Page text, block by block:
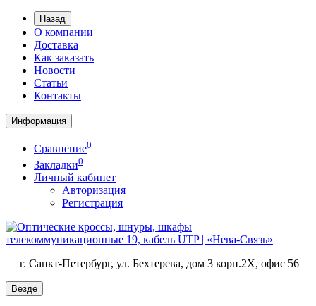
Назад
О компании
Доставка
Как заказать
Новости
Статьи
Контакты
Информация
Сравнение0
Закладки0
Личный кабинет
Авторизация
Регистрация
г. Санкт-Петербург, ул. Бехтерева, дом 3 корп.2X, офис 56
Везде